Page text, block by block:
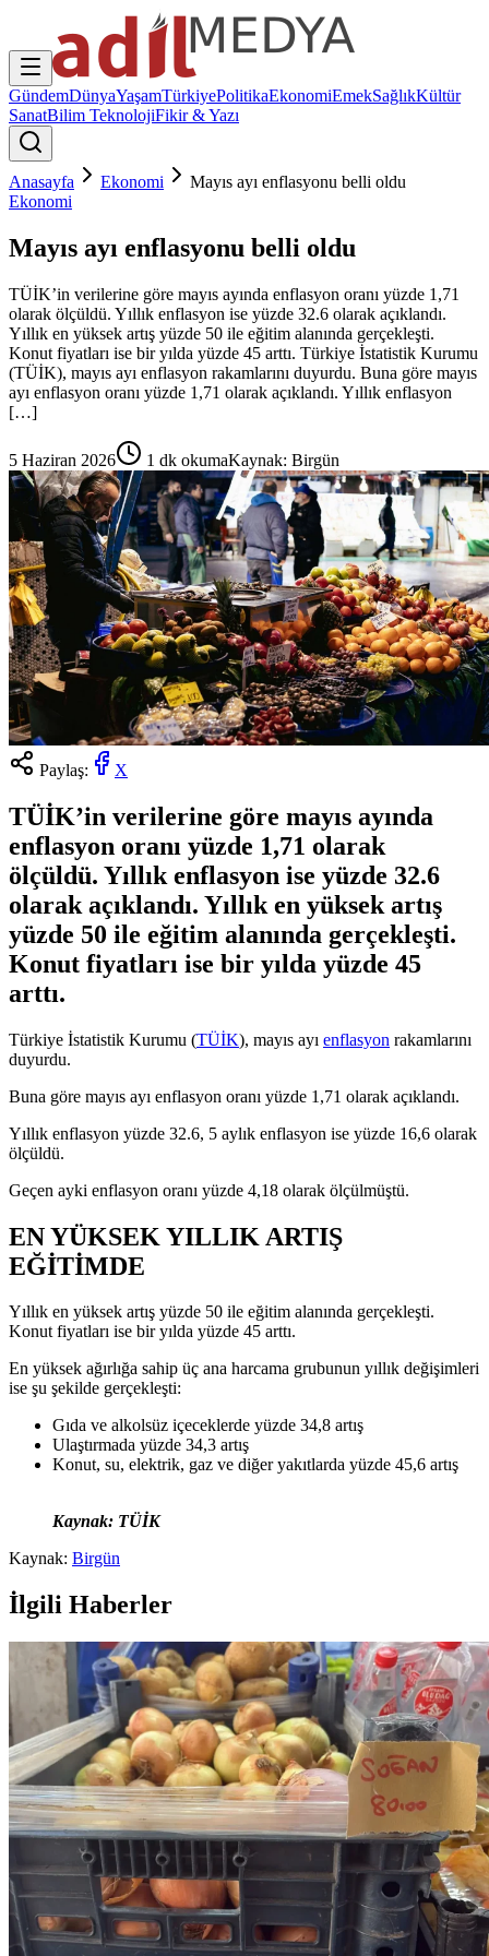
GündemDünyaYaşamTürkiyePolitikaEkonomiEmekSağlıkKültür
SanatBilim TeknolojiFikir & Yazı
Anasayfa Ekonomi
Mayıs ayı enflasyonu belli oldu
Ekonomi
Mayıs ayı enflasyonu belli oldu
TÜİK’in verilerine göre mayıs ayında enflasyon oranı yüzde 1,71
olarak ölçüldü. Yıllık enflasyon ise yüzde 32.6 olarak açıklandı.
Yıllık en yüksek artış yüzde 50 ile eğitim alanında gerçekleşti.
Konut fiyatları ise bir yılda yüzde 45 arttı. Türkiye İstatistik Kurumu
(TÜİK), mayıs ayı enflasyon rakamlarını duyurdu. Buna göre mayıs
ayı enflasyon oranı yüzde 1,71 olarak açıklandı. Yıllık enflasyon
[…]
5 Haziran 2026 1 dk okumaKaynak: Birgün
Paylaş: X
TÜİK’in verilerine göre mayıs ayında
enflasyon oranı yüzde 1,71 olarak
ölçüldü. Yıllık enflasyon ise yüzde 32.6
olarak açıklandı. Yıllık en yüksek artış
yüzde 50 ile eğitim alanında gerçekleşti.
Konut fiyatları ise bir yılda yüzde 45
arttı.
Türkiye İstatistik Kurumu (TÜİK), mayıs ayı enflasyon rakamlarını
duyurdu.
Buna göre mayıs ayı enflasyon oranı yüzde 1,71 olarak açıklandı.
Yıllık enflasyon yüzde 32.6, 5 aylık enflasyon ise yüzde 16,6 olarak
ölçüldü.
Geçen ayki enflasyon oranı yüzde 4,18 olarak ölçülmüştü.
EN YÜKSEK YILLIK ARTIŞ
EĞİTİMDE
Yıllık en yüksek artış yüzde 50 ile eğitim alanında gerçekleşti.
Konut fiyatları ise bir yılda yüzde 45 arttı.
En yüksek ağırlığa sahip üç ana harcama grubunun yıllık değişimleri
ise şu şekilde gerçekleşti:
Gıda ve alkolsüz içeceklerde yüzde 34,8 artış
Ulaştırmada yüzde 34,3 artış
Konut, su, elektrik, gaz ve diğer yakıtlarda yüzde 45,6 artış
Kaynak: TÜİK
Kaynak: Birgün
İlgili Haberler